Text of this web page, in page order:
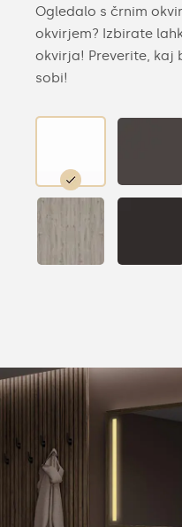
Ogledalo s črnim
okvirjem? Izbirate
okvirja! Preverite, kaj
sobi!